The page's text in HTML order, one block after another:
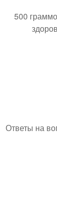
500
Ответы на